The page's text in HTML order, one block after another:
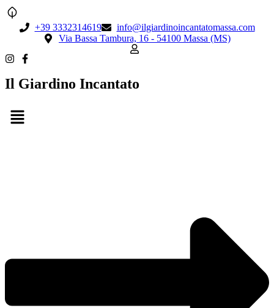
+39 3332314619
info@ilgiardinoincantatomassa.com
Via Bassa Tambura, 16 - 54100 Massa (MS)
Il Giardino Incantato
Menu